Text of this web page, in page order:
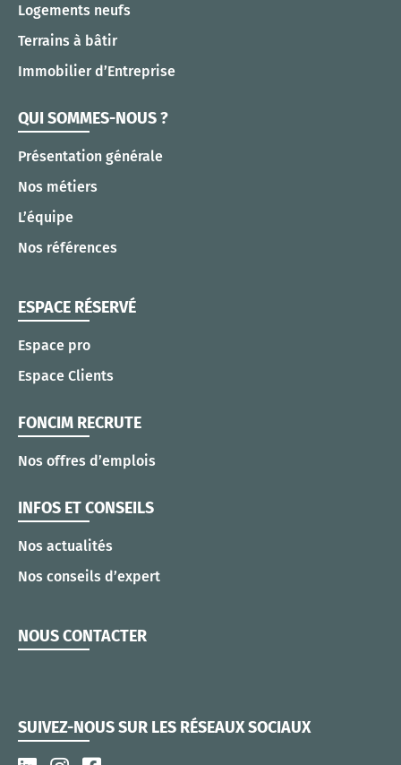
Logements neufs
Terrains à bâtir
Immobilier d’Entreprise
QUI SOMMES-NOUS ?
Présentation générale
Nos métiers
L’équipe
Nos références
ESPACE RÉSERVÉ
Espace pro
Espace Clients
FONCIM RECRUTE
Nos offres d’emplois
INFOS ET CONSEILS
Nos actualités
Nos conseils d’expert
NOUS CONTACTER
SUIVEZ-NOUS SUR LES RÉSEAUX SOCIAUX